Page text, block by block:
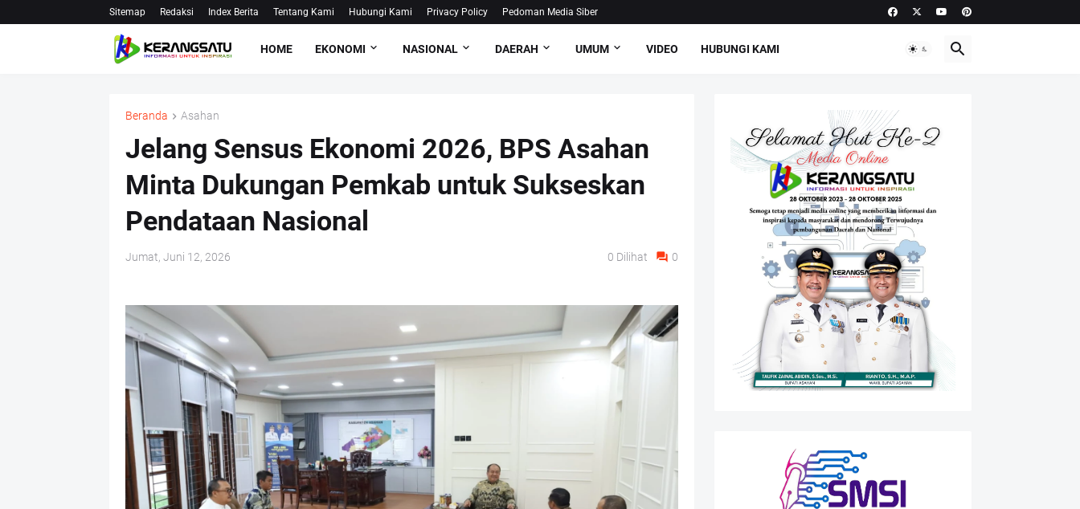
Sitemap Redaksi Index Berita Tentang Kami Hubungi Kami Privacy Policy Pedoman Media Siber
HOME EKONOMI NASIONAL DAERAH UMUM VIDEO HUBUNGI KAMI
Beranda Asahan
Jelang Sensus Ekonomi 2026, BPS Asahan
Minta Dukungan Pemkab untuk Sukseskan
Pendataan Nasional
Jumat, Juni 12, 2026 0 Dilihat 0